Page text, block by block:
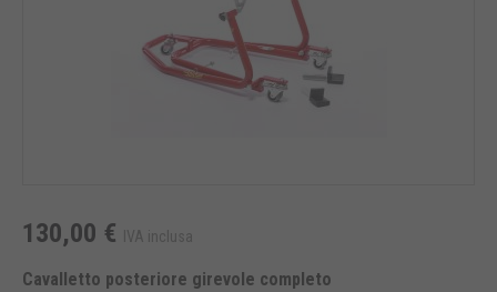
130,00 € IVA inclusa
Cavalletto posteriore girevole completo